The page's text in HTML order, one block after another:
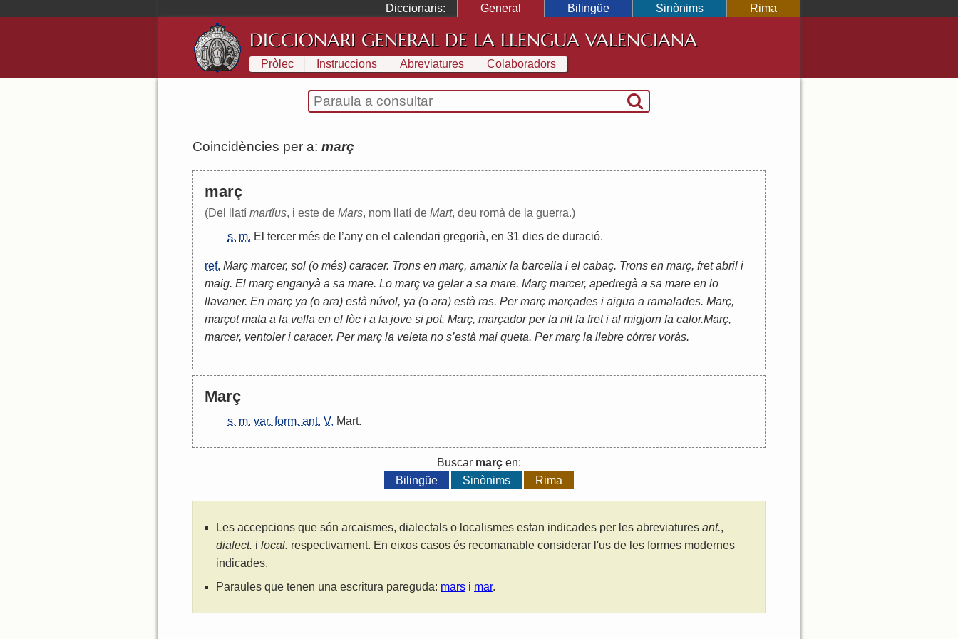
Diccionaris: General Bilingüe Sinònims Rima
DICCIONARI GENERAL DE LA LLENGUA VALENCIANA
Pròlec Instruccions Abreviatures Colaboradors
Coincidències per a: març
març
(Del llatí martĭus, i este de Mars, nom llatí de Mart, deu romà de la guerra.)
s. m. El tercer més de ’any en el calendari gregorià, en 31 dies de duració.
ref. Març marcer, sol (o més) caracer. Trons en març, amanix la barcella i el cabaç. Trons en març, fret abril i
maig. El març enganyà a sa mare. Lo març va gelar a sa mare. Març marcer, apedregà a sa mare en lo
llavaner. En març ya (o ara) està núvol, ya (o ara) està ras. Per març marçades i aigua a ramalades. Març,
marçot mata a la vella en el fòc i a la jove si pot. Març, marçador per la nit fa fret i al migjorn fa calor.Març,
marcer, ventoler i caracer. Per març la veleta no s’està mai queta. Per març la llebre córrer voràs.
Març
s. m. var. form. ant. V. Mart.
Buscar març en:
Bilingüe
Sinònims Rima
Les accepcions que són arcaismes, dialectals o localismes estan indicades per les abreviatures ant.,
dialect. i local. respectivament. En eixos casos és recomanable considerar l'us de les formes modernes
indicades.
Paraules que tenen una escritura pareguda: mars i mar.